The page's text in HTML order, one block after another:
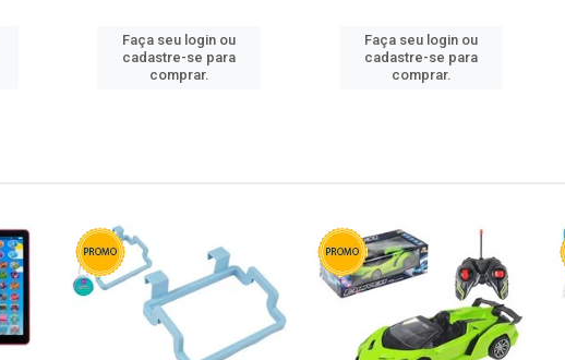
Faça seu login ou
cadastre-se para
comprar.
Faça seu login ou
cadastre-se para
comprar.